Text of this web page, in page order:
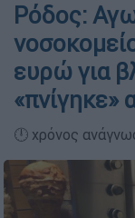
Ρόδος:
ευρώ για
«πνίγηκε»
🕛 χρόνος